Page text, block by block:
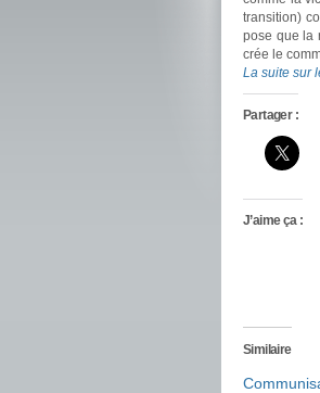
transition)
pose que la
crée le
La suite sur
Partager :
J’aime ça :
Similaire